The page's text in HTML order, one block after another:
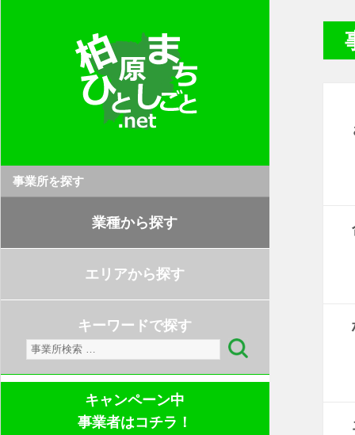
事業所を探す
業種から探す
エリアから探す
キーワードで探す
検
索:
キャンペーン中
事業者はコチラ！